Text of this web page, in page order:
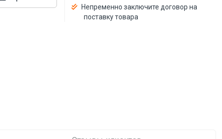
Непременно заключите договор на
поставку товара